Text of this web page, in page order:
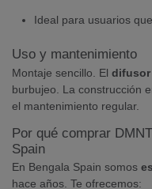
Ideal para usuarios
Uso y mantenimiento
Montaje sencillo. El difusor
burbujeo. La construcción
el mantenimiento regular.
Por qué comprar
Spain
En Bengala Spain somos
hace años. Te ofrecemos: